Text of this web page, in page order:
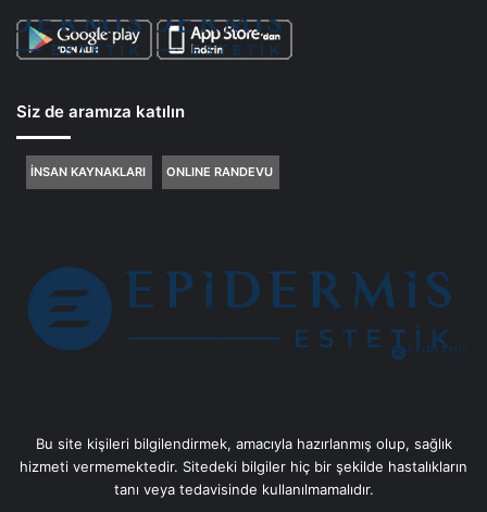
Siz de aramıza katılın
İNSAN KAYNAKLARI ONLINE RANDEVU
Bu site kişileri bilgilendirmek, amacıyla hazırlanmış olup, sağlık
hizmeti vermemektedir. Sitedeki bilgiler hiç bir şekilde hastalıkların
tanı veya tedavisinde kullanılmamalıdır.